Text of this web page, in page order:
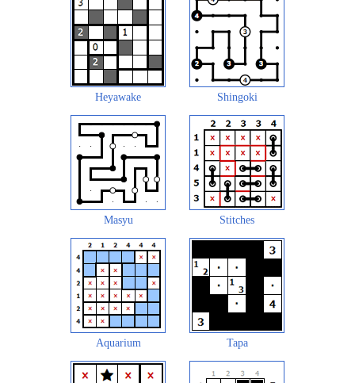
Heyawake Shingoki
Masyu Stitches
Aquarium Tapa